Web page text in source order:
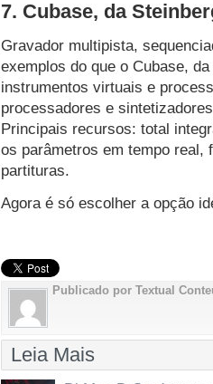
7. Cubase, da
Gravador multipista,
exemplos do que o Cubase,
instrumentos virtuais e
processadores e
Principais recursos: total
os parâmetros em tempo real,
partituras.
Agora é só escolher a opção
Publicado por Textual
Leia Mais